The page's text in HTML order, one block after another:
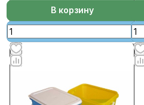
В корзину